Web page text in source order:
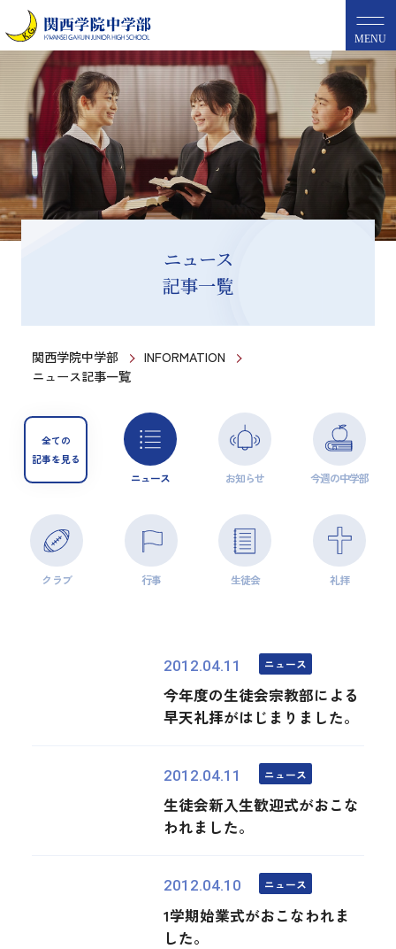
MENU
ニュース
記事一覧
関西学院中学部
INFORMATION
ニュース記事一覧
全ての
記事を見る
ニュース お知らせ 今週の中学部
クラブ 行事 生徒会 礼拝
2012.04.11 ニュース
今年度の生徒会宗教部による
早天礼拝がはじまりました。
2012.04.11 ニュース
生徒会新入生歓迎式がおこな
われました。
2012.04.10 ニュース
1学期始業式がおこなわれま
した。